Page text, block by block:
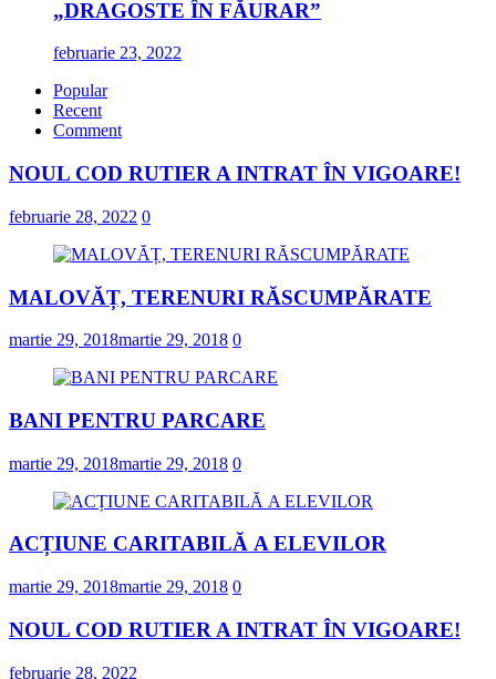
„DRAGOSTE ÎN FĂURAR”
februarie 23, 2022
Popular
Recent
Comment
NOUL COD RUTIER A INTRAT ÎN VIGOARE!
februarie 28, 2022 0
MALOVĂȚ, TERENURI RĂSCUMPĂRATE
martie 29, 2018martie 29, 2018 0
BANI PENTRU PARCARE
martie 29, 2018martie 29, 2018 0
ACȚIUNE CARITABILĂ A ELEVILOR
martie 29, 2018martie 29, 2018 0
NOUL COD RUTIER A INTRAT ÎN VIGOARE!
februarie 28, 2022